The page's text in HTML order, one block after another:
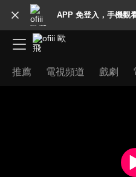
APP 免登入，手機觀
推薦 電視頻道 戲劇